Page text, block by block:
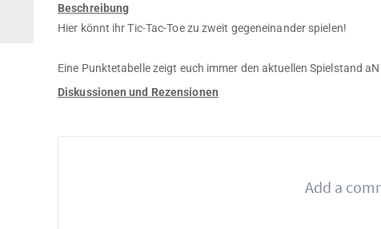
Beschreibung
Hier könnt ihr Tic-Tac-Toe zu zweit gegeneinander spielen!
Eine Punktetabelle zeigt euch immer den aktuellen Spielstand aN
Diskussionen und Rezensionen